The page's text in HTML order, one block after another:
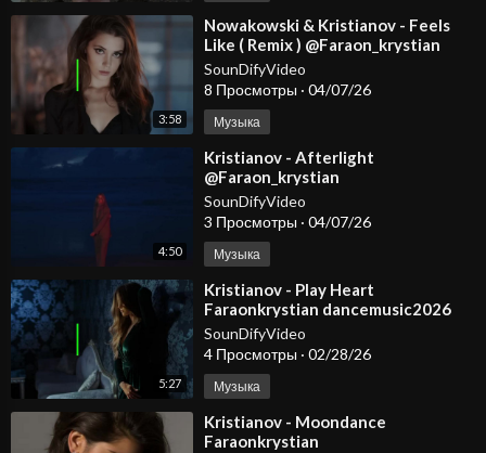
3:58
⁣Nowakowski & Kristianov - Feels
Like ( Remix ) @Faraon_krystian
@KristianovOfficial
SounDifyVideo
8 Просмотры · 04/07/26
Музыка
4:50
⁣Kristianov - Afterlight
@Faraon_krystian
@KristianovOfficial
SounDifyVideo
3 Просмотры · 04/07/26
Музыка
5:27
⁣Kristianov - Play Heart
Faraonkrystian dancemusic2026
deephousemusic2026 [get
SounDifyVideo
4 Просмотры · 02/28/26
Музыка
⁣Kristianov - Moondance
Faraonkrystian